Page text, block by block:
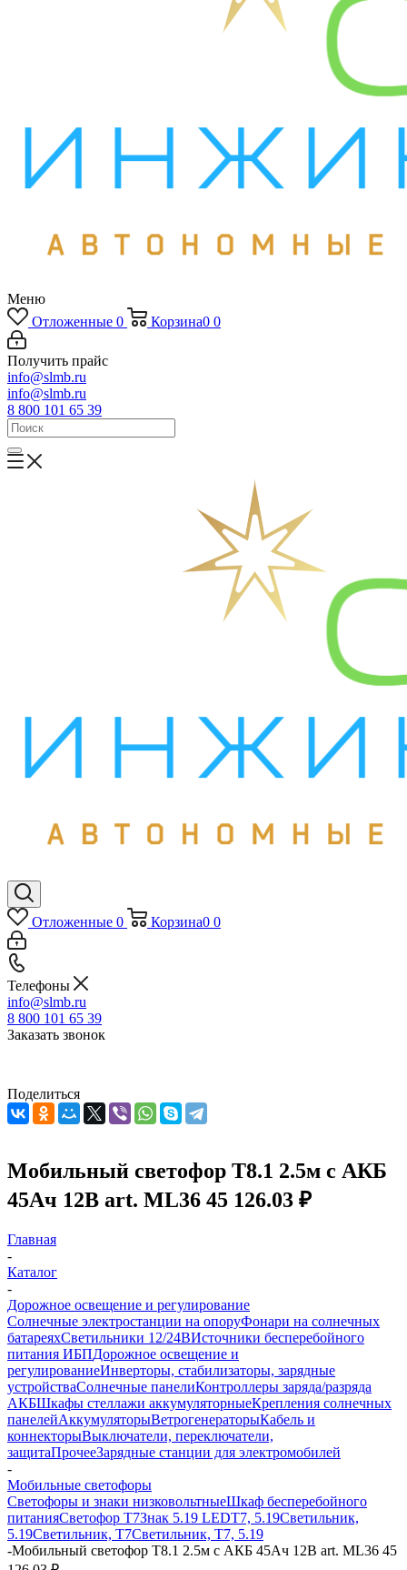
Меню
Отложенные 0 Корзина0 0
Получить прайс
info@slmb.ru
info@slmb.ru
8 800 101 65 39
Отложенные 0 Корзина0 0
Телефоны
info@slmb.ru
8 800 101 65 39
Заказать звонок
Поделиться
Мобильный светофор T8.1 2.5м с АКБ
45Ач 12В art. ML36 45 126.03 ₽
Главная
-
Каталог
-
Дорожное освещение и регулирование
Солнечные электростанции на опоруФонари на солнечных
батареяхСветильники 12/24ВИсточники бесперебойного
питания ИБПДорожное освещение и
регулированиеИнверторы, стабилизаторы, зарядные
устройстваСолнечные панелиКонтроллеры заряда/разряда
АКБШкафы стеллажи аккумуляторныеКрепления солнечных
панелейАккумуляторыВетрогенераторыКабель и
коннекторыВыключатели, переключатели,
защитаПрочееЗарядные станции для электромобилей
-
Мобильные светофоры
Светофоры и знаки низковольтныеШкаф бесперебойного
питанияСветофор Т7Знак 5.19 LEDТ7, 5.19Светильник,
5.19Светильник, Т7Светильник, T7, 5.19
-Мобильный светофор T8.1 2.5м с АКБ 45Ач 12В art. ML36 45